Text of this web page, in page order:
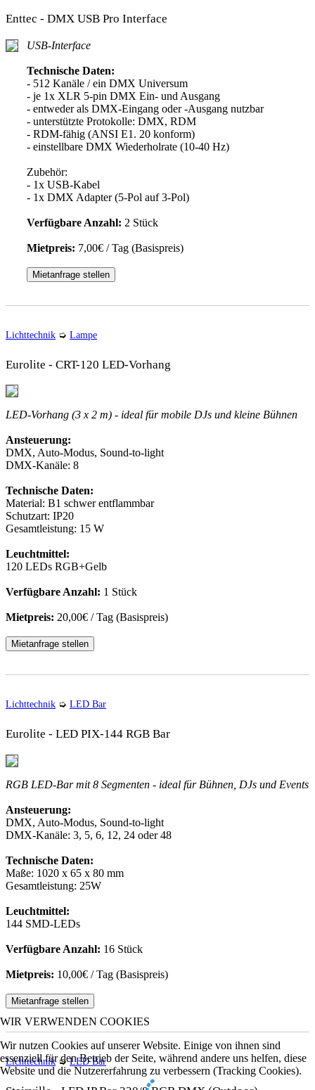
Enttec - DMX USB Pro Interface
USB-Interface
Technische Daten:
- 512 Kanäle / ein DMX Universum
- je 1x XLR 5-pin DMX Ein- und Ausgang
- entweder als DMX-Eingang oder -Ausgang nutzbar
- unterstützte Protokolle: DMX, RDM
- RDM-fähig (ANSI E1. 20 konform)
- einstellbare DMX Wiederholrate (10-40 Hz)
Zubehör:
- 1x USB-Kabel
- 1x DMX Adapter (5-Pol auf 3-Pol)
Verfügbare Anzahl: 2 Stück
Mietpreis: 7,00€ / Tag (Basispreis)
Mietanfrage stellen
Lichttechnik ➭ Lampe
Eurolite - CRT-120 LED-Vorhang
LED-Vorhang (3 x 2 m) - ideal für mobile DJs und kleine Bühnen
Ansteuerung:
DMX, Auto-Modus, Sound-to-light
DMX-Kanäle: 8
Technische Daten:
Material: B1 schwer entflammbar
Schutzart: IP20
Gesamtleistung: 15 W
Leuchtmittel:
120 LEDs RGB+Gelb
Verfügbare Anzahl: 1 Stück
Mietpreis: 20,00€ / Tag (Basispreis)
Mietanfrage stellen
Lichttechnik ➭ LED Bar
Eurolite - LED PIX-144 RGB Bar
RGB LED-Bar mit 8 Segmenten - ideal für Bühnen, DJs und Events
Ansteuerung:
DMX, Auto-Modus, Sound-to-light
DMX-Kanäle: 3, 5, 6, 12, 24 oder 48
Technische Daten:
Maße: 1020 x 65 x 80 mm
Gesamtleistung: 25W
Leuchtmittel:
144 SMD-LEDs
Verfügbare Anzahl: 16 Stück
Mietpreis: 10,00€ / Tag (Basispreis)
Mietanfrage stellen
Lichttechnik➭LED Bar
WIR VERWENDEN COOKIES
Wir nutzen Cookies auf unserer Website. Einige von ihnen sind
essenziell für den Betrieb der Seite, während andere uns helfen, diese
Website und die Nutzererfahrung zu verbessern (Tracking Cookies).